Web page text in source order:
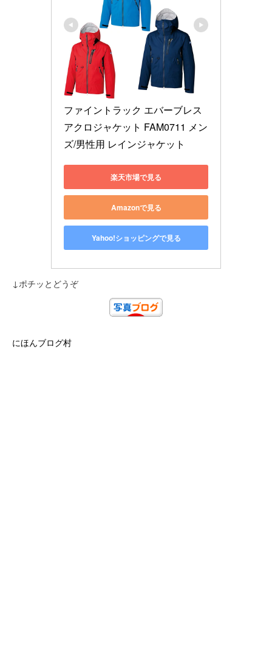
ファイントラック エバーブレス
アクロジャケット FAM0711 メン
ズ/男性用 レインジャケット
楽天市場で見る
Amazonで見る
Yahoo!ショッピングで見る
↓ポチッとどうぞ
にほんブログ村